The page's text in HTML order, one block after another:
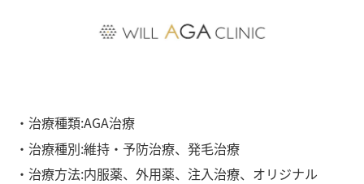
・治療種類:AGA治療
・治療種別:維持・予防治療、発毛治療
・治療方法:内服薬、外用薬、注入治療、オリジナル